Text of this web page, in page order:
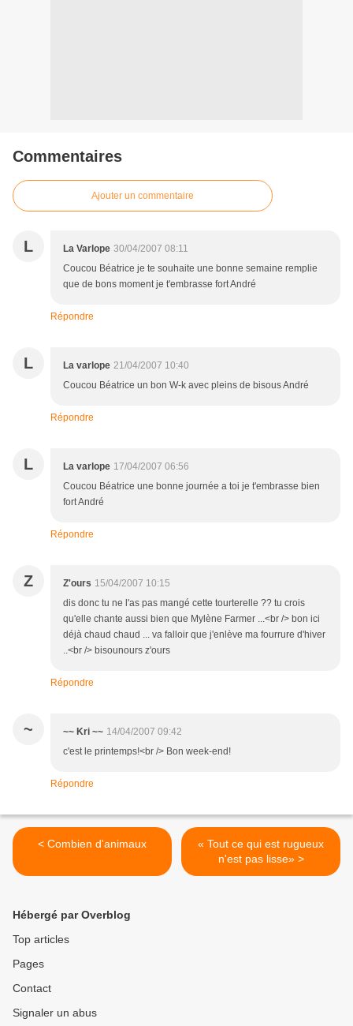
Commentaires
Ajouter un commentaire
L La Varlope 30/04/2007 08:11
Coucou Béatrice je te souhaite une bonne semaine remplie
que de bons moment je t'embrasse fort André
Répondre
L La varlope 21/04/2007 10:40
Coucou Béatrice un bon W-k avec pleins de bisous André
Répondre
L La varlope 17/04/2007 06:56
Coucou Béatrice une bonne journée a toi je t'embrasse bien
fort André
Répondre
Z Z'ours 15/04/2007 10:15
dis donc tu ne l'as pas mangé cette tourterelle ?? tu crois
qu'elle chante aussi bien que Mylène Farmer ...<br /> bon ici
déjà chaud chaud ... va falloir que j'enlève ma fourrure d'hiver
..<br /> bisounours z'ours
Répondre
~ ~~ Kri ~~ 14/04/2007 09:42
c'est le printemps!<br /> Bon week-end!
Répondre
< Combien d'animaux
« Tout ce qui est rugueux
n'est pas lisse» >
Hébergé par Overblog
Top articles
Pages
Contact
Signaler un abus